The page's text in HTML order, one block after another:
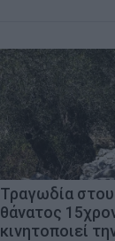
Τραγωδία
θάνατος
κινητοποιεί